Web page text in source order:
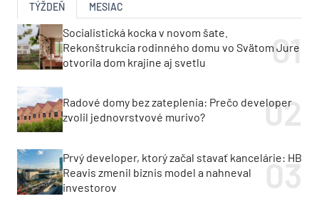
TÝŽDEŇ MESIAC
Socialistická kocka v novom šate.
Rekonštrukcia rodinného domu vo Svätom Jure
otvorila dom krajine aj svetlu
Radové domy bez zateplenia: Prečo developer
zvolil jednovrstvové murivo?
Prvý developer, ktorý začal stavať kancelárie: HB
Reavis zmenil biznis model a nahneval
investorov